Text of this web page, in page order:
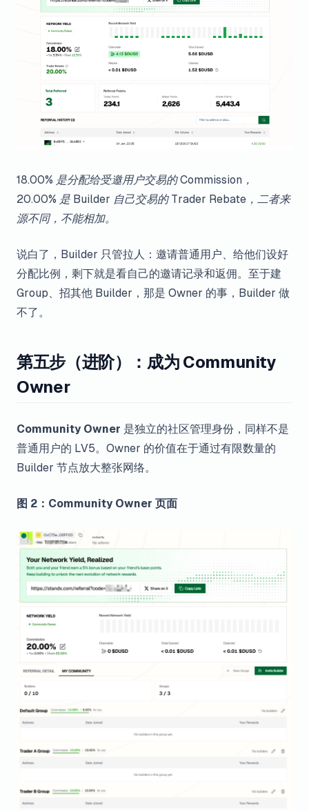
18.00% 是分配给受邀用户交易的 Commission，
20.00% 是 Builder 自己交易的 Trader Rebate，二者来
源不同，不能相加。
说白了，Builder 只管拉人：邀请普通用户、给他们设好
分配比例，剩下就是看自己的邀请记录和返佣。至于建
Group、招其他 Builder，那是 Owner 的事，Builder 做
不了。
第五步（进阶）：成为 Community
Owner
Community Owner 是独立的社区管理身份，同样不是
普通用户的 LV5。Owner 的价值在于通过有限数量的
Builder 节点放大整张网络。
图 2：Community Owner 页面